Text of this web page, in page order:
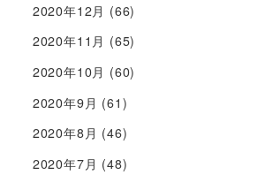
2020年12月 (66)
2020年11月 (65)
2020年10月 (60)
2020年9月 (61)
2020年8月 (46)
2020年7月 (48)